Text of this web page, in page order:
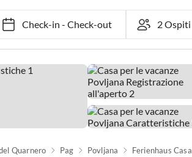
Check-in- Check-out
Quarnero Pag Povljana